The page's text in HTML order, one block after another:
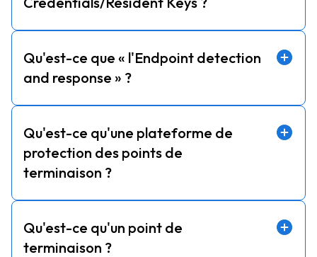
Qu'est-ce que « l'Endpoint detection
and response » ?
Qu'est-ce qu'une plateforme de
protection des points de
terminaison ?
Qu'est-ce qu'un point de
terminaison ?